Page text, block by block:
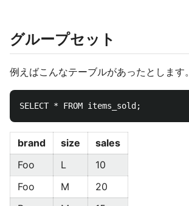
グループセット
例えばこんなテーブルがあったとします。
brand size
sales
Foo
L
10
Foo
M
20